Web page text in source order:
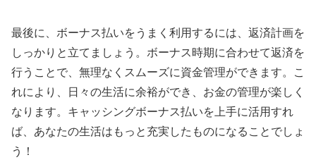
最後に、ボーナス払いをうまく利用するには、返済計画を
しっかりと立てましょう。ボーナス時期に合わせて返済を
行うことで、無理なくスムーズに資金管理ができます。こ
れにより、日々の生活に余裕ができ、お金の管理が楽しく
なります。キャッシングボーナス払いを上手に活用すれ
ば、あなたの生活はもっと充実したものになることでしょ
う！